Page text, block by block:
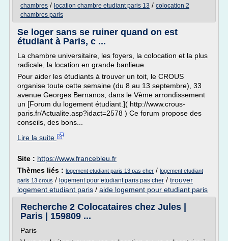
chambres / location chambre etudiant paris 13 / colocation 2
chambres paris
Se loger sans se ruiner quand on est
étudiant à Paris, c ...
La chambre universitaire, les foyers, la colocation et la plus
radicale, la location en grande banlieue.
Pour aider les étudiants à trouver un toit, le CROUS
organise toute cette semaine (du 8 au 13 septembre), 33
avenue Georges Bernanos, dans le Vème arrondissement
un [Forum du logement étudiant.]( http://www.crous-
paris.fr/Actualite.asp?idact=2578 ) Ce forum propose des
conseils, des bons...
Lire la suite
Site : https://www.francebleu.fr
Thèmes liés : logement etudiant paris 13 pas cher / logement etudiant
paris 13 crous / logement pour etudiant paris pas cher / trouver
logement etudiant paris / aide logement pour etudiant paris
Recherche 2 Colocataires chez Jules |
Paris | 159809 ...
Paris